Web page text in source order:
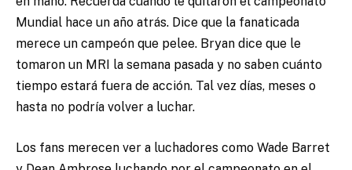
Mundial hace un año atrás. Dice que la fanaticada
merece un campeón que pelee. Bryan dice que le
tomaron un MRI la semana pasada y no saben cuánto
tiempo estará fuera de acción. Tal vez días, meses o
hasta no podría volver a luchar.
Los fans merecen ver a luchadores como Wade Barret